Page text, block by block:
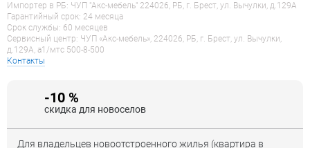
Импортер в РБ: ЧУП "Акс-мебель" 224026, РБ, г. Брест, ул. Вычулки, д.129А
Гарантийный срок: 24 месяца
Срок службы: 60 месяцев
Сервисный центр: ЧУП «Акс-мебель», 224026, РБ, г. Брест, ул. Вычулки,
д.129А, a1/мтс 500-8-500
Контакты
-10 %
скидка для новоселов
Для владельцев новоотстроенного жилья (квартира в